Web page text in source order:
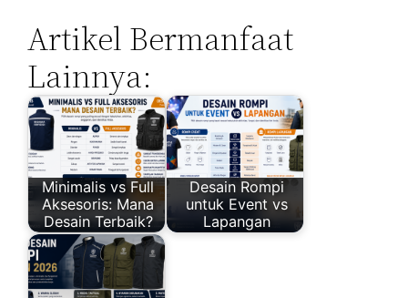
Artikel Bermanfaat
Lainnya:
Minimalis vs Full
Aksesoris: Mana
Desain Terbaik?
Desain Rompi
untuk Event vs
Lapangan